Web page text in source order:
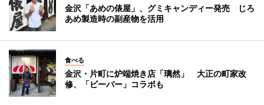
金沢「あめの俵屋」、グミキャンディー発売 じろ
あめ製造時の副産物を活用
食べる
金沢・片町に炉端焼き店「璃然」 大正の町家改
修、「ビーバー」コラボも